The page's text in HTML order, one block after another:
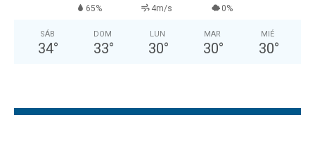
65% 4m/s 0%
SÁB
34°
DOM
33°
LUN
30°
MAR
30°
MIÉ
30°